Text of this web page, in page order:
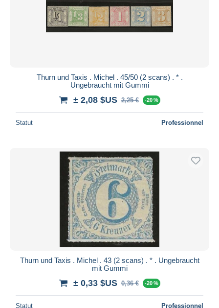
Thurn und Taxis . Michel . 45/50 (2 scans) . * .
Ungebraucht mit Gummi
± 2,08 $US 2,25 € -20 %
Statut Professionnel
Thurn und Taxis . Michel . 43 (2 scans) . * . Ungebraucht
mit Gummi
± 0,33 $US 0,36 € -20 %
Statut Professionnel